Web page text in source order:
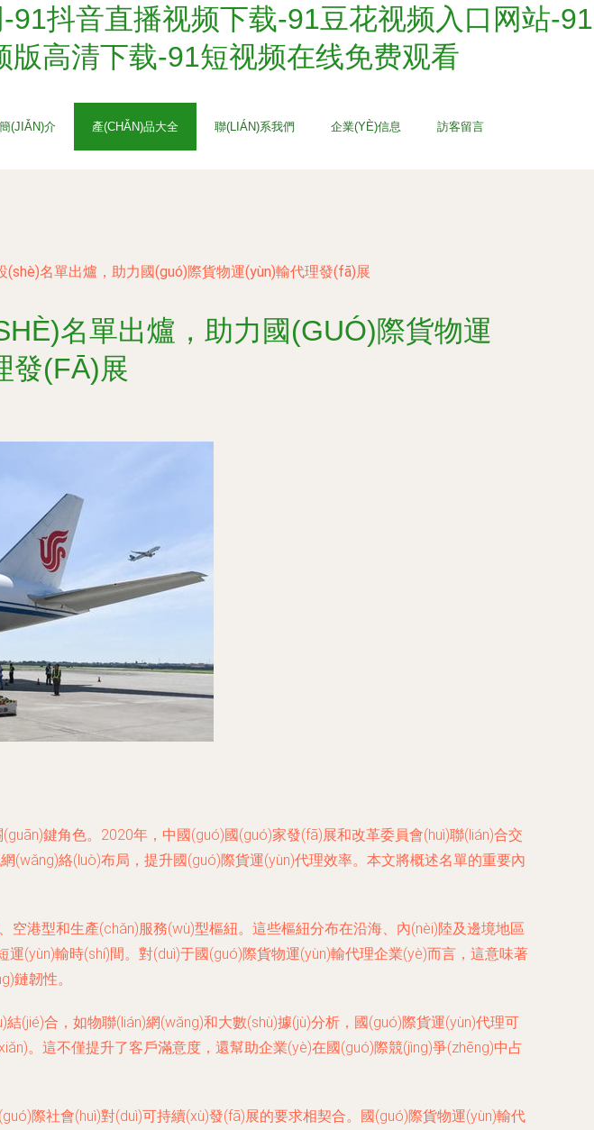
抖音直播视频下载-91豆花视频入口网站-91
高清下载-91短视频在线免费观看
(JIǍN)介 產(CHǍN)品大全 聯(LIÁN)系我們 企業(YÈ)信息 訪客留言
名單出爐，助力國(guó)際貨物運(yùn)輸代理發(fā)展
名單出爐，助力國(GUÓ)際貨物運
發(FĀ)展
鍵角色。2020年，中國(guó)國(guó)家發(fā)展和改革委員會(huì)聯(lián)合交
絡(luò)布局，提升國(guó)際貨運(yùn)代理效率。本文將概述名單的重要內
港型和生產(chǎn)服務(wù)型樞紐。這些樞紐分布在沿海、內(nèi)陸及邊境地區
(yùn)輸時(shí)間。對(duì)于國(guó)際貨物運(yùn)輸代理企業(yè)而言，這意味著
鏈韌性。
(jié)合，如物聯(lián)網(wǎng)和大數(shù)據(jù)分析，國(guó)際貨運(yùn)代理可
。這不僅提升了客戶滿意度，還幫助企業(yè)在國(guó)際競(jìng)爭(zhēng)中占
際社會(huì)對(duì)可持續(xù)發(fā)展的要求相契合。國(guó)際貨物運(yùn)輸代